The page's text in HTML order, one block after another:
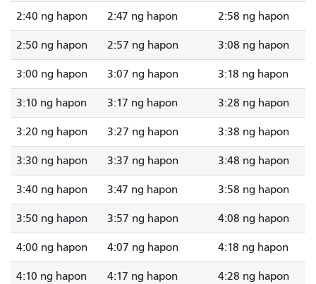
2:40 ng hapon 2:47 ng hapon 2:58 ng hapon
2:50 ng hapon 2:57 ng hapon 3:08 ng hapon
3:00 ng hapon 3:07 ng hapon 3:18 ng hapon
3:10 ng hapon 3:17 ng hapon 3:28 ng hapon
3:20 ng hapon 3:27 ng hapon 3:38 ng hapon
3:30 ng hapon 3:37 ng hapon 3:48 ng hapon
3:40 ng hapon 3:47 ng hapon 3:58 ng hapon
3:50 ng hapon 3:57 ng hapon 4:08 ng hapon
4:00 ng hapon 4:07 ng hapon 4:18 ng hapon
4:10 ng hapon 4:17 ng hapon 4:28 ng hapon